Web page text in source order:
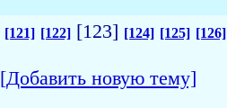
[121] [122][123] [124] [125] [126]
[Добавить новую тему]